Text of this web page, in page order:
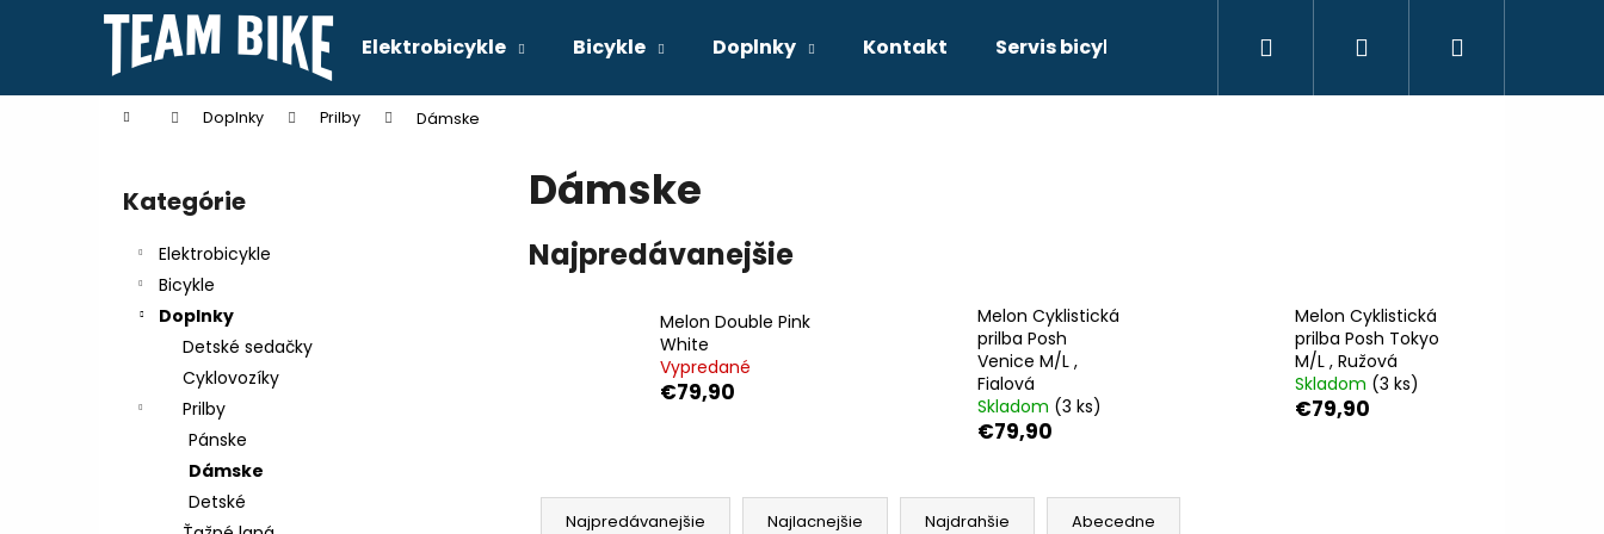
Elektrobicykle Bicykle Doplnky Kontakt Servis bicyklov Hľadať Prihlásenie
Domov Doplnky Prilby Dámske
Preskočiť
kategórie
Kategórie
Elektrobicykle
Bicykle
Doplnky
Detské sedačky
Cyklovozíky
Prilby
Pánske
Dámske
Detské
Dámske
Najpredávanejšie
Melon Double Pink
White
Vypredané
€79,90
Melon Cyklistická
prilba Posh
Venice M/L ,
Fialová
Skladom (3 ks)
€79,90
Melon Cyklistická
prilba Posh Tokyo
M/L , Ružová
Skladom (3 ks)
€79,90
R
Najpredávanejšie Najlacnejšie Najdrahšie Abecedne
í
Späť
do
Späť
do
Odporúčame